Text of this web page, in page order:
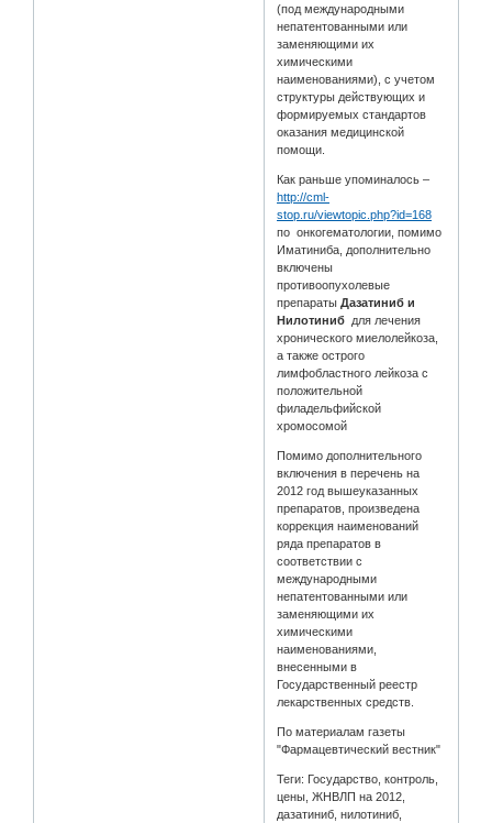
(под международными
непатентованными или
заменяющими их
химическими
наименованиями), с учетом
структуры действующих и
формируемых стандартов
оказания медицинской
помощи.
Как раньше упоминалось –
http://cml-
stop.ru/viewtopic.php?id=168
по онкогематологии, помимо
Иматиниба, дополнительно
включены
противоопухолевые
препаратыДазатиниб и
Нилотиниб для лечения
хронического миелолейкоза,
а также острого
лимфобластного лейкоза с
положительной
филадельфийской
хромосомой
Помимо дополнительного
включения в перечень на
2012 год вышеуказанных
препаратов, произведена
коррекция наименований
ряда препаратов в
соответствии с
международными
непатентованными или
заменяющими их
химическими
наименованиями,
внесенными в
Государственный реестр
лекарственных средств.
По материалам газеты
"Фармацевтический вестник"
Теги: Государство, контроль,
цены, ЖНВЛП на 2012,
дазатиниб, нилотиниб,